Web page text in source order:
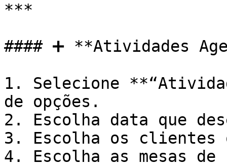
***
#### ➕ **Atividades
1. Selecione
de opções.
2. Escolha data que
3. Escolha os clientes
4. Escolha as mesas